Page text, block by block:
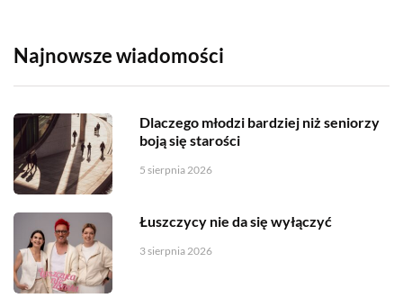
Najnowsze wiadomości
Dlaczego młodzi bardziej niż seniorzy
boją się starości
5 sierpnia 2026
Łuszczycy nie da się wyłączyć
3 sierpnia 2026